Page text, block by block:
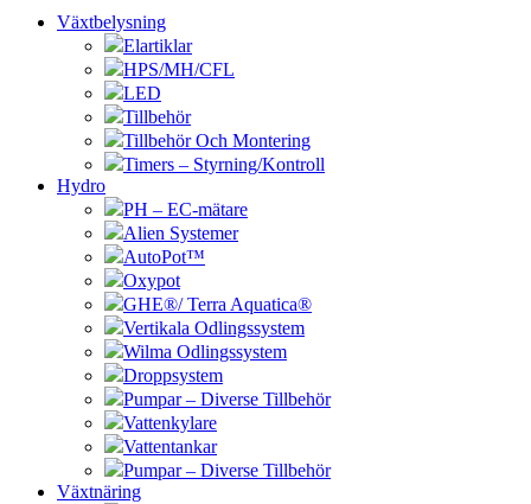
Växtbelysning
Elartiklar
HPS/MH/CFL
LED
Tillbehör
Tillbehör Och Montering
Timers – Styrning/Kontroll
Hydro
PH – EC-mätare
Alien Systemer
AutoPot™
Oxypot
GHE®/ Terra Aquatica®
Vertikala Odlingssystem
Wilma Odlingssystem
Droppsystem
Pumpar – Diverse Tillbehör
Vattenkylare
Vattentankar
Pumpar – Diverse Tillbehör
Växtnäring